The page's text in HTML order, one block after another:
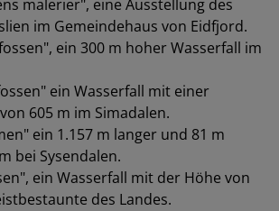
malerier", eine Ausstellung des
im Gemeindehaus von Eidfjord.
ein 300 m hoher Wasserfall im
ein Wasserfall mit einer
605 m im Simadalen.
ein 1.157 m langer und 81 m
bei Sysendalen.
ein Wasserfall mit der Höhe von
des Landes.